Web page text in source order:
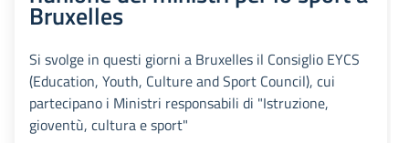
Bruxelles
Si svolge in questi giorni a Bruxelles il Consiglio EYCS
(Education, Youth, Culture and Sport Council), cui
partecipano i Ministri responsabili di "Istruzione,
gioventù, cultura e sport"